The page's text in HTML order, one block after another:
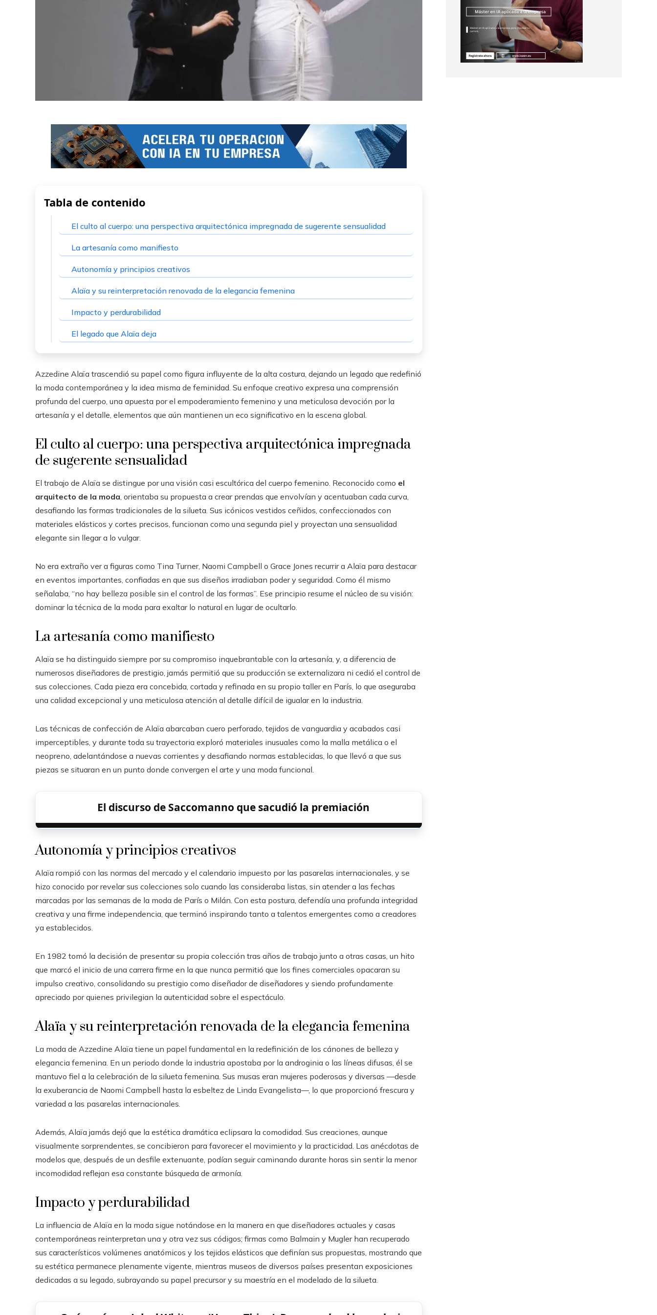
Tabla de contenido
El culto al cuerpo: una perspectiva arquitectónica impregnada de sugerente sensualidad
La artesanía como manifiesto
Autonomía y principios creativos
Alaïa y su reinterpretación renovada de la elegancia femenina
Impacto y perdurabilidad
El legado que Alaïa deja
Azzedine Alaïa trascendió su papel como figura influyente de la alta costura, dejando un legado que redefinió
la moda contemporánea y la idea misma de feminidad. Su enfoque creativo expresa una comprensión
profunda del cuerpo, una apuesta por el empoderamiento femenino y una meticulosa devoción por la
artesanía y el detalle, elementos que aún mantienen un eco significativo en la escena global.
El culto al cuerpo: una perspectiva arquitectónica impregnada
de sugerente sensualidad
El trabajo de Alaïa se distingue por una visión casi escultórica del cuerpo femenino. Reconocido como el
arquitecto de la moda , orientaba su propuesta a crear prendas que envolvían y acentuaban cada curva,
desafiando las formas tradicionales de la silueta. Sus icónicos vestidos ceñidos, confeccionados con
materiales elásticos y cortes precisos, funcionan como una segunda piel y proyectan una sensualidad
elegante sin llegar a lo vulgar.
No era extraño ver a figuras como Tina Turner, Naomi Campbell o Grace Jones recurrir a Alaïa para destacar
en eventos importantes, confiadas en que sus diseños irradiaban poder y seguridad. Como él mismo
señalaba, “no hay belleza posible sin el control de las formas”. Ese principio resume el núcleo de su visión:
dominar la técnica de la moda para exaltar lo natural en lugar de ocultarlo.
La artesanía como manifiesto
Alaïa se ha distinguido siempre por su compromiso inquebrantable con la artesanía, y, a diferencia de
numerosos diseñadores de prestigio, jamás permitió que su producción se externalizara ni cedió el control de
sus colecciones. Cada pieza era concebida, cortada y refinada en su propio taller en París, lo que aseguraba
una calidad excepcional y una meticulosa atención al detalle difícil de igualar en la industria.
Las técnicas de confección de Alaïa abarcaban cuero perforado, tejidos de vanguardia y acabados casi
imperceptibles, y durante toda su trayectoria exploró materiales inusuales como la malla metálica o el
neopreno, adelantándose a nuevas corrientes y desafiando normas establecidas, lo que llevó a que sus
piezas se situaran en un punto donde convergen el arte y una moda funcional.
El discurso de Saccomanno que sacudió la premiación
Autonomía y principios creativos
Alaïa rompió con las normas del mercado y el calendario impuesto por las pasarelas internacionales, y se
hizo conocido por revelar sus colecciones solo cuando las consideraba listas, sin atender a las fechas
marcadas por las semanas de la moda de París o Milán. Con esta postura, defendía una profunda integridad
creativa y una firme independencia, que terminó inspirando tanto a talentos emergentes como a creadores
ya establecidos.
En 1982 tomó la decisión de presentar su propia colección tras años de trabajo junto a otras casas, un hito
que marcó el inicio de una carrera firme en la que nunca permitió que los fines comerciales opacaran su
impulso creativo, consolidando su prestigio como diseñador de diseñadores y siendo profundamente
apreciado por quienes privilegian la autenticidad sobre el espectáculo.
Alaïa y su reinterpretación renovada de la elegancia femenina
La moda de Azzedine Alaïa tiene un papel fundamental en la redefinición de los cánones de belleza y
elegancia femenina. En un periodo donde la industria apostaba por la androginia o las líneas difusas, él se
mantuvo fiel a la celebración de la silueta femenina. Sus musas eran mujeres poderosas y diversas —desde
la exuberancia de Naomi Campbell hasta la esbeltez de Linda Evangelista—, lo que proporcionó frescura y
variedad a las pasarelas internacionales.
Además, Alaïa jamás dejó que la estética dramática eclipsara la comodidad. Sus creaciones, aunque
visualmente sorprendentes, se concibieron para favorecer el movimiento y la practicidad. Las anécdotas de
modelos que, después de un desfile extenuante, podían seguir caminando durante horas sin sentir la menor
incomodidad reflejan esa constante búsqueda de armonía.
Impacto y perdurabilidad
La influencia de Alaïa en la moda sigue notándose en la manera en que diseñadores actuales y casas
contemporáneas reinterpretan una y otra vez sus códigos; firmas como Balmain y Mugler han recuperado
sus característicos volúmenes anatómicos y los tejidos elásticos que definían sus propuestas, mostrando que
su estética permanece plenamente vigente, mientras museos de diversos países presentan exposiciones
dedicadas a su legado, subrayando su papel precursor y su maestría en el modelado de la silueta.